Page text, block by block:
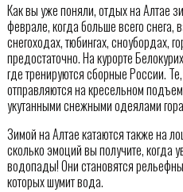
Как вы уже поняли, отдых на Алтае
феврале, когда больше всего
снегоходах, тюбингах, сноубордах,
предостаточно. На курорте
где тренируются сборные России.
отправляются на кресельном
укутанными снежными одеялами
Зимой на Алтае катаются также на
сколько эмоций вы получите, когда
водопады! Они становятся
которых шумит вода.